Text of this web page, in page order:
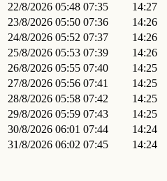
22/8/2026 05:48 07:35 14:27
23/8/2026 05:50 07:36 14:26
24/8/2026 05:52 07:37 14:26
25/8/2026 05:53 07:39 14:26
26/8/2026 05:55 07:40 14:25
27/8/2026 05:56 07:41 14:25
28/8/2026 05:58 07:42 14:25
29/8/2026 05:59 07:43 14:25
30/8/2026 06:01 07:44 14:24
31/8/2026 06:02 07:45 14:24